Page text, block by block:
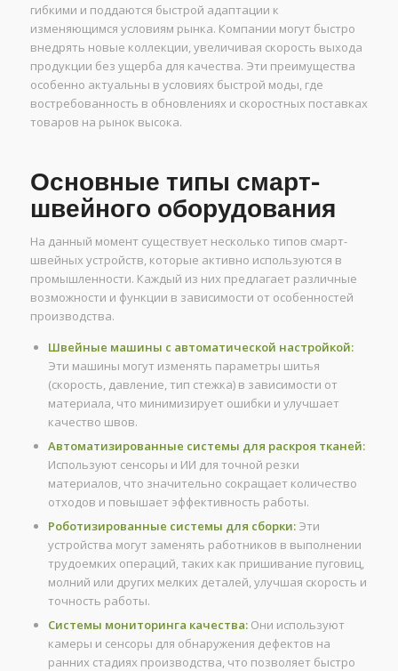
гибкими и поддаются быстрой адаптации к
изменяющимся условиям рынка. Компании могут быстро
внедрять новые коллекции, увеличивая скорость выхода
продукции без ущерба для качества. Эти преимущества
особенно актуальны в условиях быстрой моды, где
востребованность в обновлениях и скоростных поставках
товаров на рынок высока.
Основные типы смарт-
швейного оборудования
На данный момент существует несколько типов смарт-
швейных устройств, которые активно используются в
промышленности. Каждый из них предлагает различные
возможности и функции в зависимости от особенностей
производства.
Швейные машины с автоматической настройкой:
Эти машины могут изменять параметры шитья
(скорость, давление, тип стежка) в зависимости от
материала, что минимизирует ошибки и улучшает
качество швов.
Автоматизированные системы для раскроя тканей:
Используют сенсоры и ИИ для точной резки
материалов, что значительно сокращает количество
отходов и повышает эффективность работы.
Роботизированные системы для сборки:Эти
устройства могут заменять работников в выполнении
трудоемких операций, таких как пришивание пуговиц,
молний или других мелких деталей, улучшая скорость и
точность работы.
Системы мониторинга качества:Они используют
камеры и сенсоры для обнаружения дефектов на
ранних стадиях производства, что позволяет быстро